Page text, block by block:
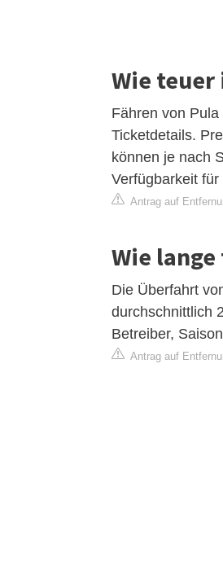
Wie teuer
Fähren von
Ticketdetails.
können je nach
Verfügbarkeit
Antrag auf
Wie
Die Überfahrt
durchschnittlich
Betreiber,
Antrag auf